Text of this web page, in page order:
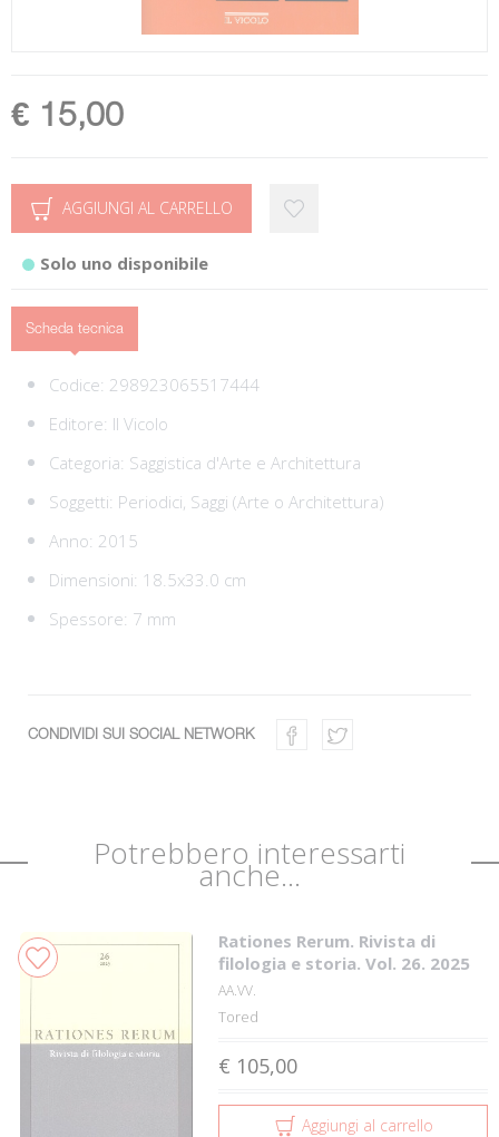
€ 15,00
AGGIUNGI AL CARRELLO
Solo uno disponibile
Scheda tecnica
Codice: 298923065517444
Editore: Il Vicolo
Categoria: Saggistica d'Arte e Architettura
Soggetti: Periodici, Saggi (Arte o Architettura)
Anno: 2015
Dimensioni: 18.5x33.0 cm
Spessore: 7 mm
CONDIVIDI SUI SOCIAL NETWORK
Potrebbero interessarti
anche...
Rationes Rerum. Rivista di
filologia e storia. Vol. 26. 2025
AA.VV.
Tored
€ 105,00
Aggiungi al carrello